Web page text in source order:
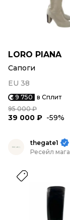
LORO PIANA
Сапоги
EU 38
9 750 в Сплит
95 000 ₽
39 000 ₽ -59%
thegate1
Ресейл